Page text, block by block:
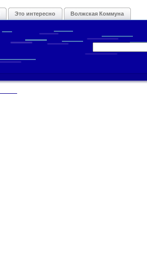
Это интересно Волжская Коммуна